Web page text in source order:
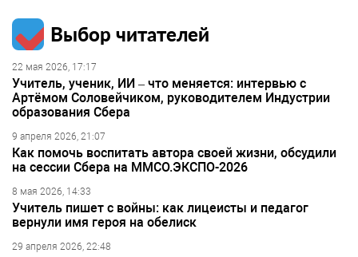
Выбор читателей
22 мая 2026, 17:17
Учитель, ученик, ИИ – что меняется: интервью с
Артёмом Соловейчиком, руководителем Индустрии
образования Сбера
9 апреля 2026, 21:07
Как помочь воспитать автора своей жизни, обсудили
на сессии Сбера на ММСО.ЭКСПО-2026
8 мая 2026, 14:33
Учитель пишет с войны: как лицеисты и педагог
вернули имя героя на обелиск
29 апреля 2026, 22:48